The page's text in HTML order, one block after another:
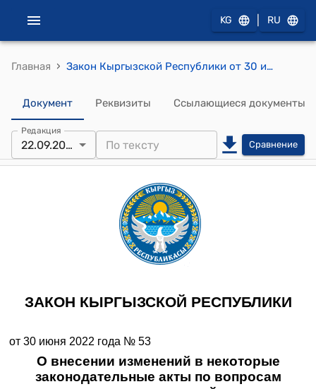
KG RU
Главная › Закон Кыргызской Республики от 30 июня 2022 года N 53 "О внесении изменений в некоторые законодательные акты по вопросам разведывательной и контрразведывательной деятельности"
Документ Реквизиты Ссылающиеся документы
Редакция
22.09.2025 Сравнение